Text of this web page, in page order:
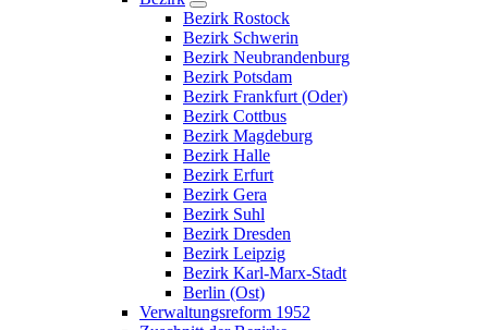
Bezirk Rostock
Bezirk Schwerin
Bezirk Neubrandenburg
Bezirk Potsdam
Bezirk Frankfurt (Oder)
Bezirk Cottbus
Bezirk Magdeburg
Bezirk Halle
Bezirk Erfurt
Bezirk Gera
Bezirk Suhl
Bezirk Dresden
Bezirk Leipzig
Bezirk Karl-Marx-Stadt
Berlin (Ost)
Verwaltungsreform 1952